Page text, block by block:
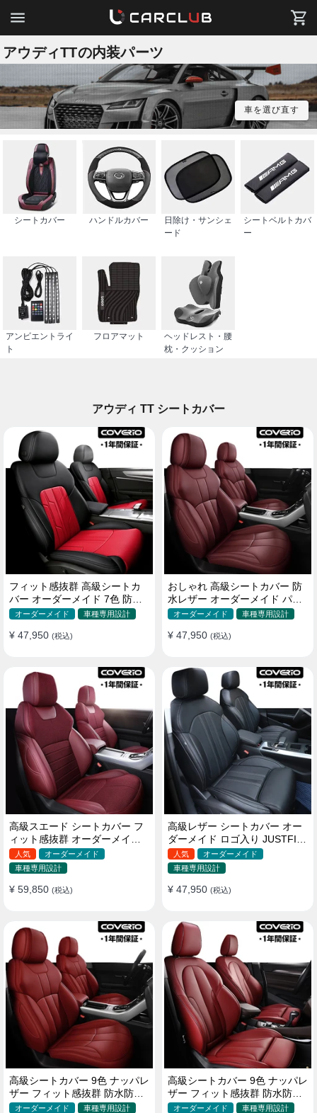
アウディTTの内装パーツ
車を選び直す
シートカバー ハンドルカバー
日除け・サンシェ
ード
シートベルトカバ
ー
アンビエントライ
ト
フロアマット
ヘッドレスト・腰
枕・クッション
アウディ TT シートカバー
フィット感抜群 高級シートカ
バー オーダーメイド 7色 防水
レザー おしゃれ 全席セット
オーダーメイド 車種専用設計
¥ 47,950 (税込)
おしゃれ 高級シートカバー 防
水レザー オーダーメイド パン
チング加工 9色 全席セット
オーダーメイド 車種専用設計
¥ 47,950 (税込)
高級スエード シートカバー フ
ィット感抜群 オーダーメイド
耐久性 オシャレ 全席セット
人気
オーダーメイド
車種専用設計
¥ 59,850 (税込)
高級レザー シートカバー オー
ダーメイド ロゴ入り JUSTFIT
保証 耐摩耗性 全席セット
人気
オーダーメイド
車種専用設計
¥ 47,950 (税込)
高級シートカバー 9色 ナッパレ
ザー フィット感抜群 防水防汚
オーダーメイド 全席セット
オーダーメイド 車種専用設計
高級シートカバー 9色 ナッパレ
ザー フィット感抜群 防水防汚
オーダーメイド 全席セット
オーダーメイド 車種専用設計